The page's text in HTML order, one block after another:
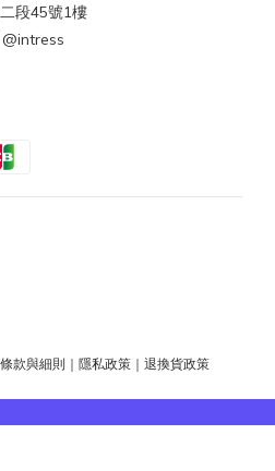
段45號1樓
條款與細則 ｜ 隱私政策 ｜ 退換貨政策